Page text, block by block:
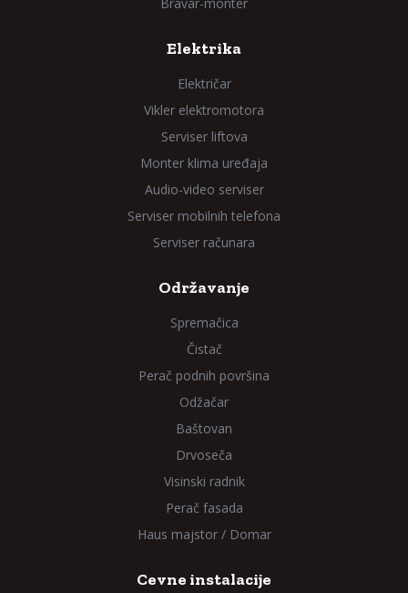
Elektrika
Električar
Vikler elektromotora
Serviser liftova
Monter klima uređaja
Audio-video serviser
Serviser mobilnih telefona
Serviser računara
Održavanje
Spremačica
Čistač
Perač podnih površina
Odžačar
Baštovan
Drvoseča
Visinski radnik
Perač fasada
Haus majstor / Domar
Cevne instalacije